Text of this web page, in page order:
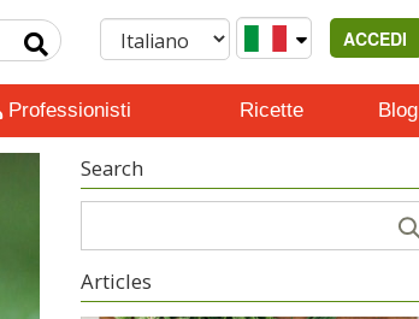
ACCEDI
Professionisti Ricette Blog
Search
Articles